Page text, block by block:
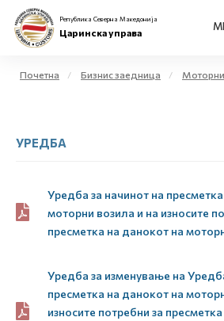
Бизнис заедница
Е-Царина
Медиа центар
Контакт
Република Северна Македонија
Царинска управа
Почетна Бизнис заедница
УРЕДБА
Уредба за начинот на
моторни возила и на износите
пресметка на данокот на
Уредба за изменување на
пресметка на данокот на
износите потребни за